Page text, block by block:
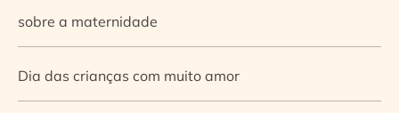
sobre a maternidade
Dia das crianças com muito amor